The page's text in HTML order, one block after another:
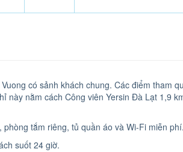
có sảnh khách chung. Các điểm tham
này nằm cách Công viên Yersin Đà Lạt 1,9
tắm riêng, tủ quần áo và Wi-Fi miễn phí.
suốt 24 giờ.